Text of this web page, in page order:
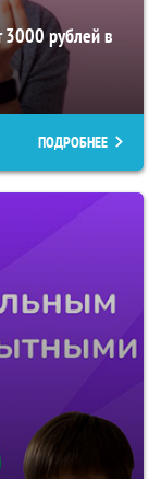
3000 рублей в
ПОДРОБНЕЕ